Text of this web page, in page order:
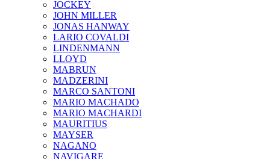
JOCKEY
JOHN MILLER
JONAS HANWAY
LARIO COVALDI
LINDENMANN
LLOYD
MABRUN
MADZERINI
MARCO SANTONI
MARIO MACHADO
MARIO MACHARDI
MAURITIUS
MAYSER
NAGANO
NAVIGARE